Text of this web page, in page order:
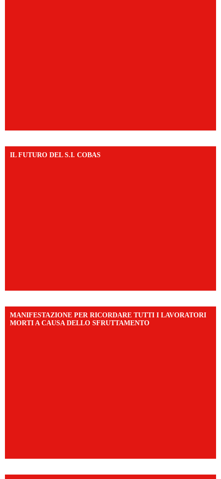
IL FUTURO DEL S.I. COBAS
MANIFESTAZIONE PER RICORDARE TUTTI I LAVORATORI
MORTI A CAUSA DELLO SFRUTTAMENTO